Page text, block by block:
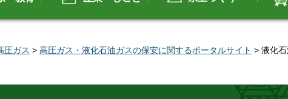
圧ガス > 高圧ガス・液化石油ガスの保安に関するポータルサイト > 液化